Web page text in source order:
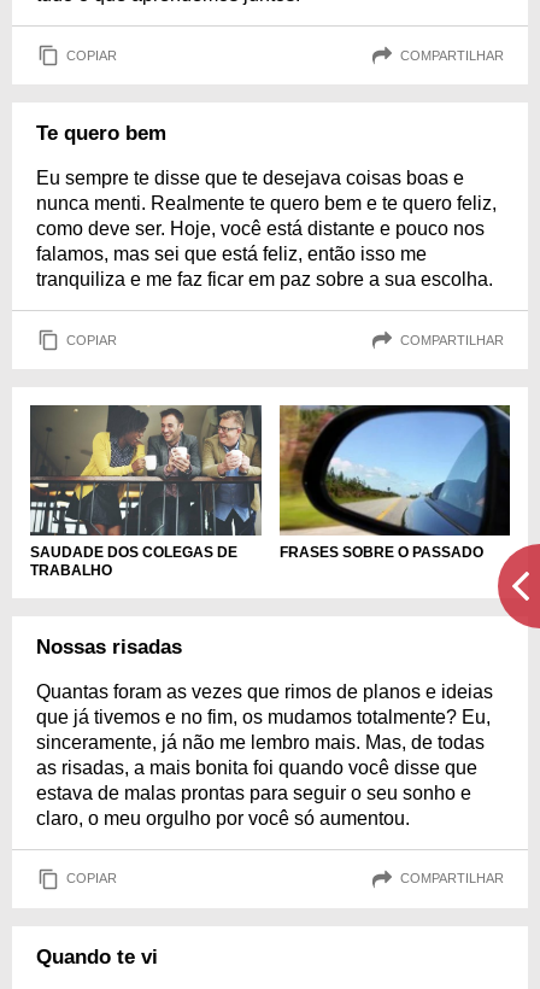
COPIAR COMPARTILHAR
Te quero bem
Eu sempre te disse que te desejava coisas boas e
nunca menti. Realmente te quero bem e te quero feliz,
como deve ser. Hoje, você está distante e pouco nos
falamos, mas sei que está feliz, então isso me
tranquiliza e me faz ficar em paz sobre a sua escolha.
COPIAR COMPARTILHAR
SAUDADE DOS COLEGAS DE
TRABALHO
FRASES SOBRE O PASSADO
Nossas risadas
Quantas foram as vezes que rimos de planos e ideias
que já tivemos e no fim, os mudamos totalmente? Eu,
sinceramente, já não me lembro mais. Mas, de todas
as risadas, a mais bonita foi quando você disse que
estava de malas prontas para seguir o seu sonho e
claro, o meu orgulho por você só aumentou.
COPIAR COMPARTILHAR
Quando te vi